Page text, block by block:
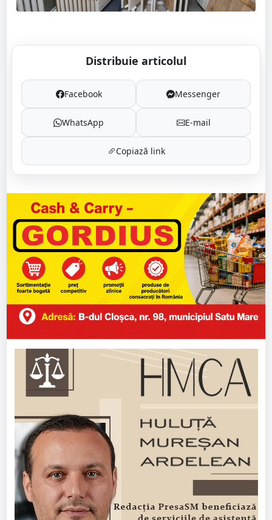
Distribuie articolul
Facebook Messenger
WhatsApp E-mail
Copiază link